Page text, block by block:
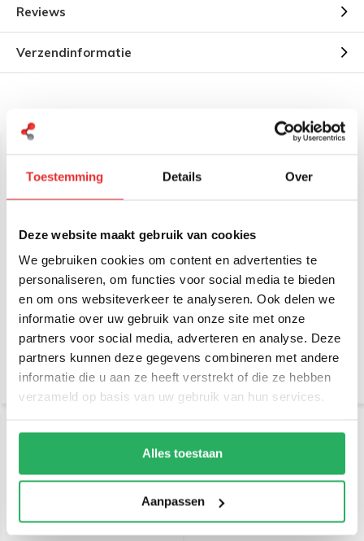
Toestemming Details Over
Deze website maakt gebruik van cookies
We gebruiken cookies om content en advertenties te
personaliseren, om functies voor social media te bieden
en om ons websiteverkeer te analyseren. Ook delen we
informatie over uw gebruik van onze site met onze
partners voor social media, adverteren en analyse. Deze
partners kunnen deze gegevens combineren met andere
informatie die u aan ze heeft verstrekt of die ze hebben
verzameld op basis van uw gebruik van hun services.
Alles toestaan
Aanpassen
Reviews
Verzendinformatie
RAM Mount Double Swing
Arm with 8" Male RAM-VP-
SW1-8NB
€ 179,-Incl. btw
€ 147,93 Excl. btw
RAM Mount Single Swing
€ 164,95Incl. btw
€ 136,32 Excl. btw